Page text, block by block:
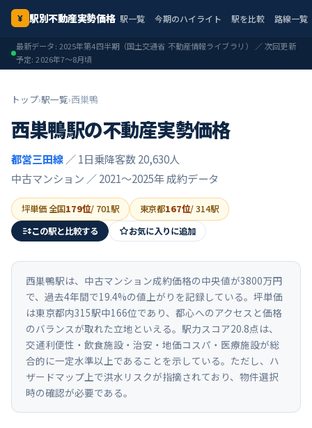
¥ 駅別不動産実勢価格 駅一覧 今期のハイライト 駅を比較 路線一覧
最新データ: 2025年第4四半期（国土交通省 不動産情報ライブラリ） ／ 次回更新
予定:2026年7〜8月頃
トップ›駅一覧›西巣鴨
西巣鴨駅の不動産実勢価格
都営三田線 ／ 1日乗降客数 20,630人
中古マンション ／2021〜2025年成約データ
坪単価 全国179位/ 701駅 東京都167位/314駅
この駅と比較する
お気に入りに追加
西巣鴨駅は、中古マンション成約価格の中央値が3800万円
で、過去4年間で19.4%の値上がりを記録している。坪単価
は東京都内315駅中166位であり、都心へのアクセスと価格
のバランスが取れた立地といえる。駅力スコア20.8点は、
交通利便性・飲食施設・治安・地価コスパ・医療施設が総
合的に一定水準以上であることを示している。ただし、ハ
ザードマップ上で洪水リスクが指摘されており、物件選択
時の確認が必要である。